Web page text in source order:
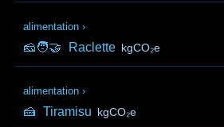
alimentation ›
🧀🧑‍🤝‍ Raclette kgCO₂e
alimentation ›
🍰 Tiramisu kgCO₂e